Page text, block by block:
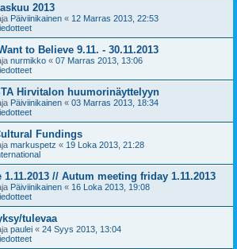
2013
Päiviinikainen « 12 Marras 2013, 22:53
to Believe 9.11. - 30.11.2013
nurmikko « 07 Marras 2013, 13:06
Hirvitalon huumorinäyttelyyn
Päiviinikainen « 03 Marras 2013, 18:34
Fundings
markuspetz « 19 Loka 2013, 21:28
// Autum meeting friday 1.11.2013
Päiviinikainen « 16 Loka 2013, 19:08
tulevaa
paulei « 24 Syys 2013, 13:04